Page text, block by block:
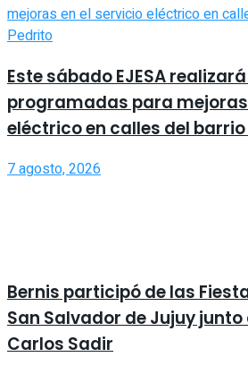
Este sábado EJESA
programadas para
eléctrico en calles del
7 agosto, 2026
Bernis participó de las
San Salvador de Jujuy
Carlos Sadir